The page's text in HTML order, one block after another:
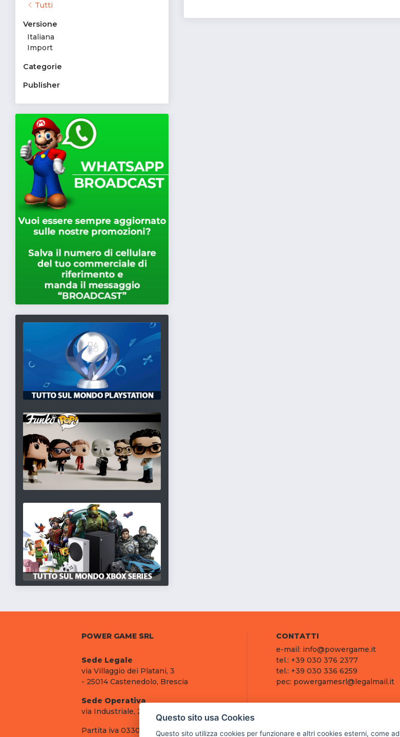
Tutti
Versione
Italiana
Import
Categorie
Publisher
POWER GAME SRL
Sede Legale
via Villaggio dei Platani, 3
- 25014 Castenedolo, Brescia
Sede Operativa
via Industriale, 2 - 25082 Botticino, BS
Partita iva 03308130982
CONTATTI
e-mail: info@powergame.it
tel.: +39 030 376 2377
tel.: +39 030 336 6259
pec: powergamesrl@legalmail.it
Questo sito usa Cookies
Questo sito utilizza cookies per funzionare e altri cookies esterni, come ad